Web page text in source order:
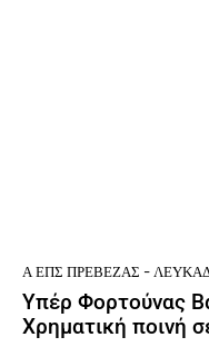
Ά ΕΠΣ ΠΡΈΒΕΖΑΣ -
Υπέρ Φορτούνας
Χρηματική ποινή